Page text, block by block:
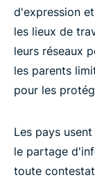
En savoir
d'expression
les lieux de
leurs réseaux
les parents
pour les
Les pays
le partage
toute